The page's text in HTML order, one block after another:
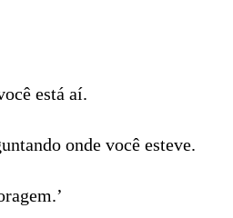
está aí.
onde você esteve.